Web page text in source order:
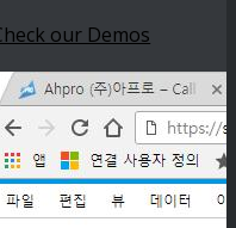
our Demos